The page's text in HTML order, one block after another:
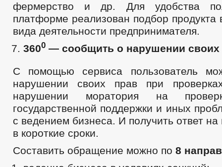
фермерство и др. Для удобства
платформе реализован подбор продукта
вида деятельности предпринимателя.
3600 — сообщить о нарушении своих
С помощью сервиса пользователь
нарушении своих прав при
нарушении моратория на
государственной поддержки и иных
с ведением бизнеса. И получить ответ
в короткие сроки.
Составить обращение можно по 8